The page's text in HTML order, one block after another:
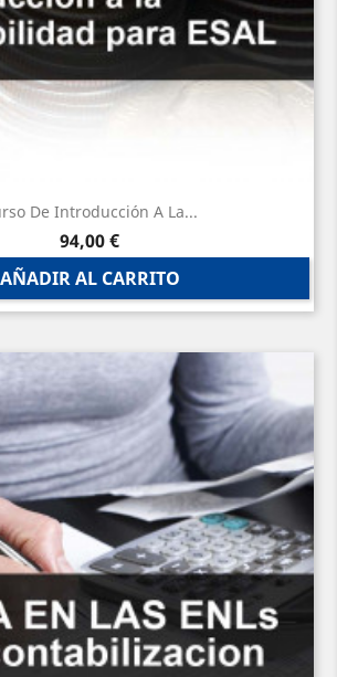
De Introducción A La...
Precio
94,00 €
AÑADIR AL CARRITO